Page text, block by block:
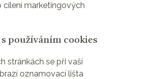
cílení marketingových
s používáním cookies
stránkách se při vaší
oznamovací lišta